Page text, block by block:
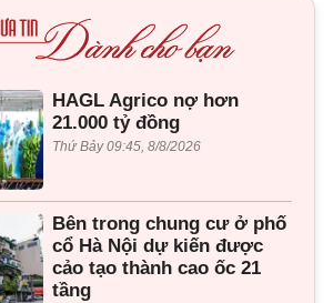
HAGL Agrico nợ hơn
21.000 tỷ đồng
Thứ Bảy 09:45, 8/8/2026
Bên trong chung cư ở phố
cổ Hà Nội dự kiến được
cảo tạo thành cao ốc 21
tầng